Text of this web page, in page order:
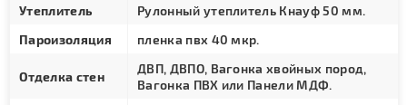
Утеплитель
Рулонный утеплитель Кнауф 50 мм.
Пароизоляция
пленка пвх 40 мкр.
Отделка стен
ДВП, ДВПО, Вагонка хвойных пород,
Вагонка ПВХ или Панели МДФ.